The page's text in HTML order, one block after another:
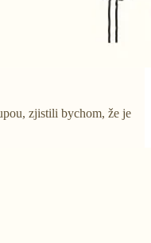
zjistili bychom, že je